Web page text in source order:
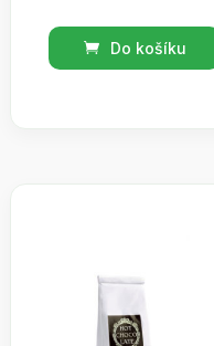
Olej
Do košíku